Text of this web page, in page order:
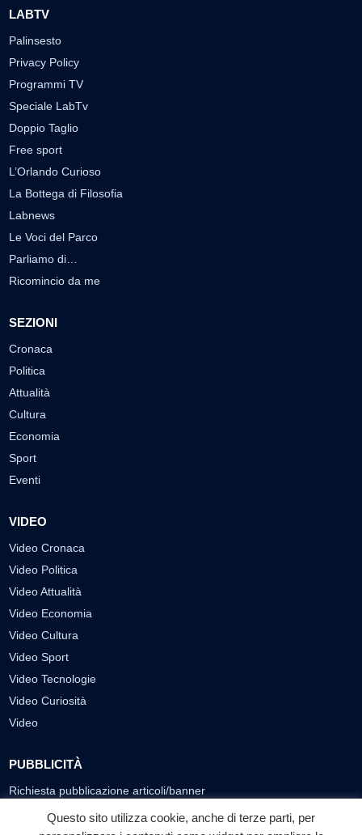
LABTV
Palinsesto
Privacy Policy
Programmi TV
Speciale LabTv
Doppio Taglio
Free sport
L’Orlando Curioso
La Bottega di Filosofia
Labnews
Le Voci del Parco
Parliamo di…
Ricomincio da me
SEZIONI
Cronaca
Politica
Attualità
Cultura
Economia
Sport
Eventi
VIDEO
Video Cronaca
Video Politica
Video Attualità
Video Economia
Video Cultura
Video Sport
Video Tecnologie
Video Curiosità
Video
PUBBLICITÀ
Richiesta pubblicazione articoli/banner
SEGUICI SUI SOCIAL
Questo sito utilizza cookie, anche di terze parti, per